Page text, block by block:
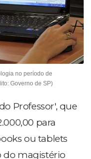
no período de
Governo de SP)
Professor', que
para
ou tablets
do magistério